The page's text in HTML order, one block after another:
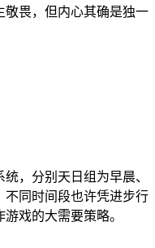
敬畏，但内心其确是独一
，分别天日组为早晨、
不同时间段也许凭进步行
戏的大需要策略。